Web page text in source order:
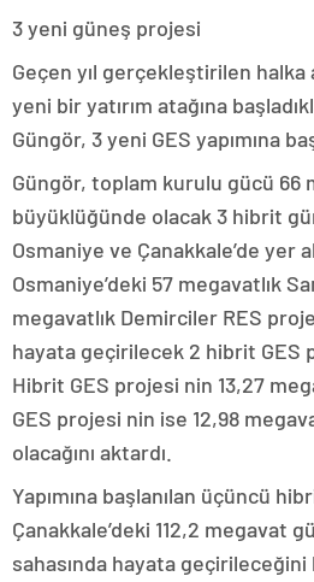
3 yeni güneş projesi
Geçen yıl gerçekleştirilen halka
yeni bir yatırım atağına
Güngör, 3 yeni GES yapımına
Güngör, toplam kurulu gücü 66
büyüklüğünde olacak 3 hibrit
Osmaniye ve Çanakkale’de yer
Osmaniye’deki 57 megavatlık
megavatlık Demirciler RES
hayata geçirilecek 2 hibrit GES
Hibrit GES projesi nin 13,27
GES projesi nin ise 12,98
olacağını aktardı.
Yapımına başlanılan üçüncü
Çanakkale’deki 112,2 megavat
sahasında hayata